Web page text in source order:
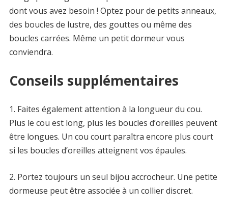
dont vous avez besoin ! Optez pour de petits anneaux,
des boucles de lustre, des gouttes ou même des
boucles carrées. Même un petit dormeur vous
conviendra.
Conseils supplémentaires
1. Faites également attention à la longueur du cou.
Plus le cou est long, plus les boucles d’oreilles peuvent
être longues. Un cou court paraîtra encore plus court
si les boucles d’oreilles atteignent vos épaules.
2. Portez toujours un seul bijou accrocheur. Une petite
dormeuse peut être associée à un collier discret.